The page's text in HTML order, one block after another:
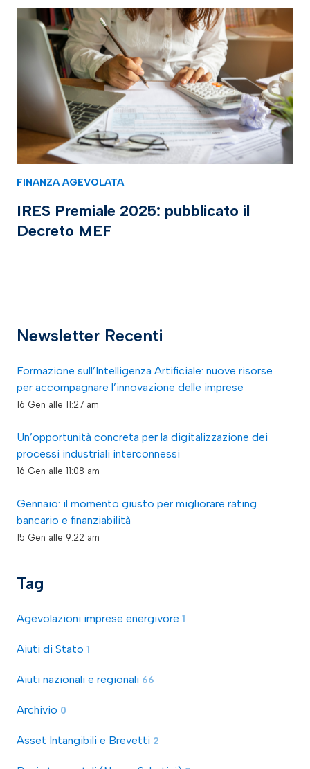
FINANZA AGEVOLATA
IRES Premiale 2025: pubblicato il
Decreto MEF
Newsletter Recenti
Formazione sull’Intelligenza Artificiale: nuove risorse
per accompagnare l’innovazione delle imprese
16 Gen alle 11:27 am
Un’opportunità concreta per la digitalizzazione dei
processi industriali interconnessi
16 Gen alle 11:08 am
Gennaio: il momento giusto per migliorare rating
bancario e finanziabilità
15 Gen alle 9:22 am
Tag
Agevolazioni imprese energivore 1
Aiuti di Stato 1
Aiuti nazionali e regionali 66
Archivio 0
Asset Intangibili e Brevetti 2